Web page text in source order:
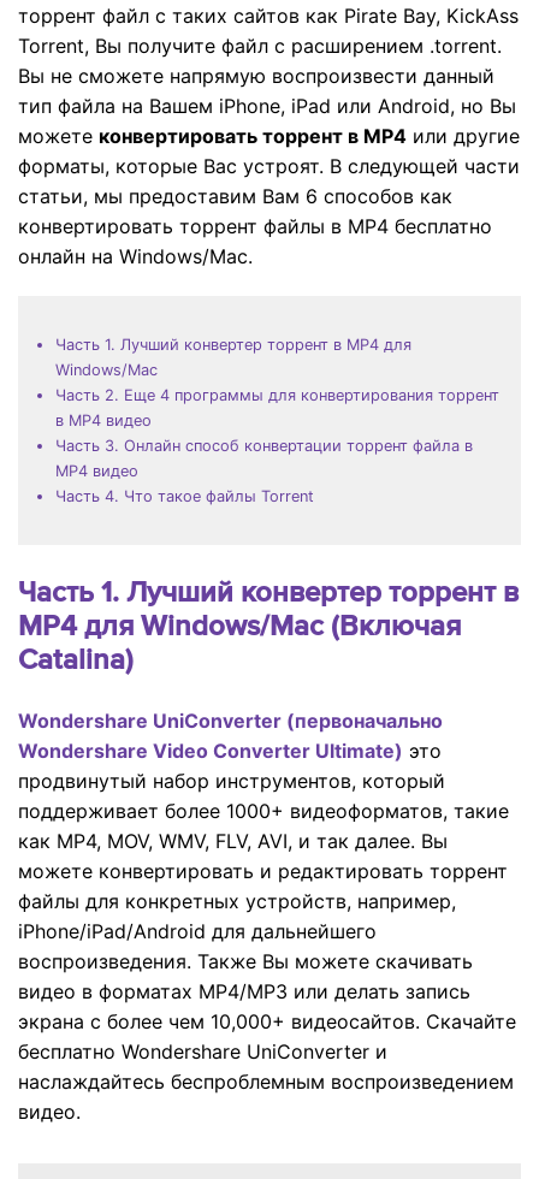
НАЙДИТЕ БОЛЬШЕ РЕШЕНИЙ
Что Нового Последние новости и обновления UniConverter.
торрент файл с таких сайтов как Pirate Bay, KickAss
Torrent, Вы получите файл с расширением .torrent.
Вы не сможете напрямую воспроизвести данный
тип файла на Вашем iPhone, iPad или Android, но Вы
можете конвертировать торрент в MP4 или другие
форматы, которые Вас устроят. В следующей части
статьи, мы предоставим Вам 6 способов как
конвертировать торрент файлы в MP4 бесплатно
онлайн на Windows/Mac.
Часть 1. Лучший конвертер торрент в MP4 для
Windows/Mac
Часть 2. Еще 4 программы для конвертирования торрент
в MP4 видео
Часть 3. Онлайн способ конвертации торрент файла в
MP4 видео
Часть 4. Что такое файлы Torrent
Часть 1. Лучший конвертер торрент в
MP4 для Windows/Mac (Включая
Catalina)
Wondershare UniConverter (первоначально
Wondershare Video Converter Ultimate) это
продвинутый набор инструментов, который
поддерживает более 1000+ видеоформатов, такие
как MP4, MOV, WMV, FLV, AVI, и так далее. Вы
можете конвертировать и редактировать торрент
файлы для конкретных устройств, например,
iPhone/iPad/Android для дальнейшего
воспроизведения. Также Вы можете скачивать
видео в форматах MP4/MP3 или делать запись
экрана с более чем 10,000+ видеосайтов. Скачайте
бесплатно Wondershare UniConverter и
наслаждайтесь беспроблемным воспроизведением
видео.